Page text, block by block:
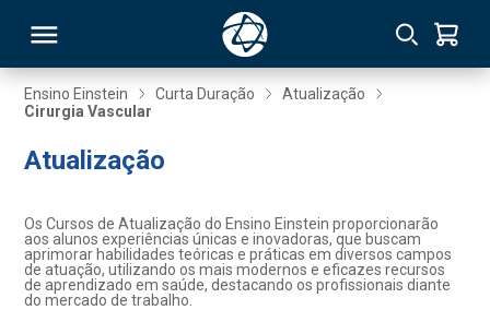
Ensino Einstein Curta Duração
Atualização
Cirurgia Vascular
Atualização
Os Cursos de Atualização do Ensino Einstein proporcionarão
aos alunos experiências únicas e inovadoras, que buscam
aprimorar habilidades teóricas e práticas em diversos campos
de atuação, utilizando os mais modernos e eficazes recursos
de aprendizado em saúde, destacando os profissionais diante
do mercado de trabalho.